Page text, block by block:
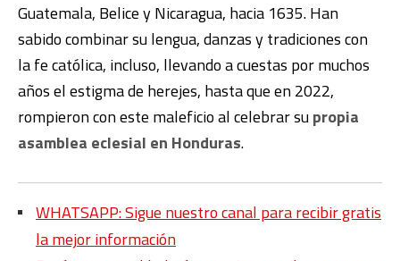
Guatemala, Belice y Nicaragua, hacia 1635. Han
sabido combinar su lengua, danzas y tradiciones con
la fe católica, incluso, llevando a cuestas por muchos
años el estigma de herejes, hasta que en 2022,
rompieron con este maleficio al celebrar supropia
asamblea eclesial en Honduras.
WHATSAPP: Sigue nuestro canal para recibir gratis
la mejor información